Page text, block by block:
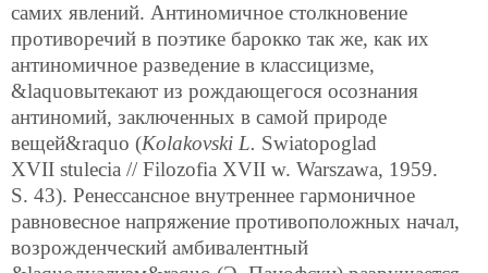
самих явлений. Антиномичное столкновение
противоречий в поэтике барокко так же, как их
антиномичное разведение в классицизме,
&laquoвытекают из рождающегося осознания
антиномий, заключенных в самой природе
вещей&raquo (Kolakovski L. Swiatopoglad
XVII stulecia // Filozofia XVII w. Warszawa, 1959.
S. 43). Ренессансное внутреннее гармоничное
равновесное напряжение противоположных начал,
возрожденческий амбивалентный